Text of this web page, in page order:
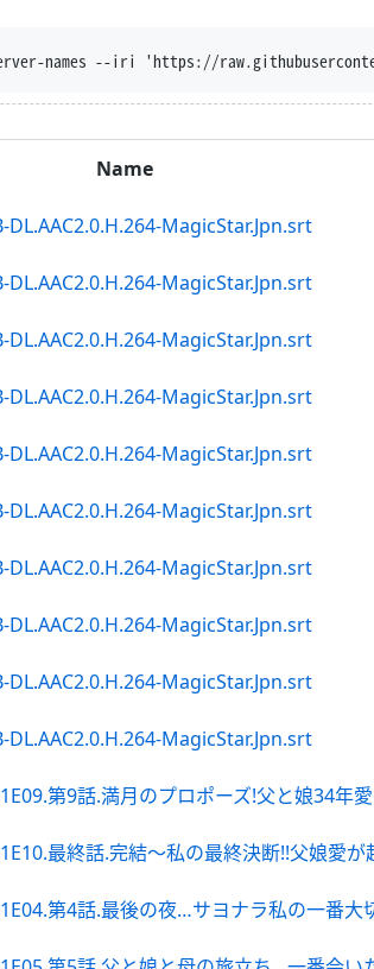
disposition --trust-
Name
MagicStar.Jpn.srt
MagicStar.Jpn.srt
MagicStar.Jpn.srt
MagicStar.Jpn.srt
MagicStar.Jpn.srt
MagicStar.Jpn.srt
MagicStar.Jpn.srt
MagicStar.Jpn.srt
MagicStar.Jpn.srt
MagicStar.Jpn.srt
第9話.満月のプロポーズ!父と娘34
最終話.完結〜私の最終決断!!父娘愛
第4話.最後の夜…サヨナラ私の一番